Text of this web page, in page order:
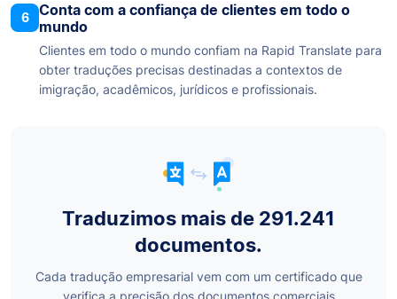
6
Conta com a confiança de clientes em todo o
mundo
Clientes em todo o mundo confiam na Rapid Translate para
obter traduções precisas destinadas a contextos de
imigração, acadêmicos, jurídicos e profissionais.
Traduzimos mais de 291.241
documentos.
Cada tradução empresarial vem com um certificado que